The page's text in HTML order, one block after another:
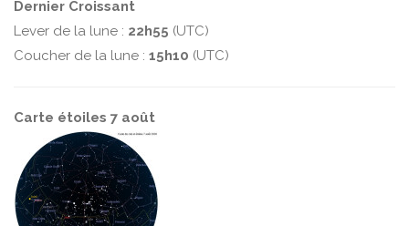
Dernier Croissant
Lever de la lune : 22h55 (UTC)
Coucher de la lune : 15h10 (UTC)
Carte étoiles 7 août